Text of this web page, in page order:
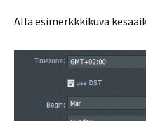
Alla esimerkkkikuva